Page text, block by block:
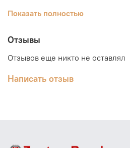
Промышленный встраиваемый
алюминия, безвентиляторное
Встраиваемые промышленные
подходят для создания
Показать полностью
Отзывы
Отзывов еще никто не оставлял
Написать отзыв